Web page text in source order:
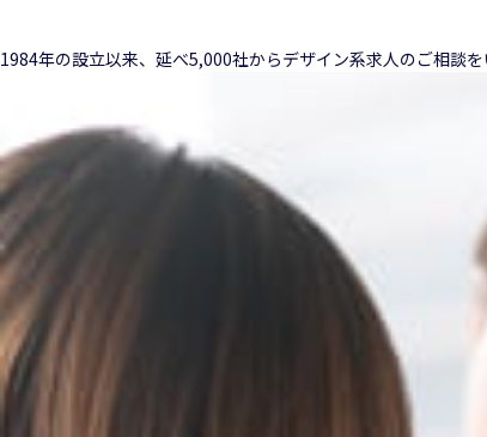
1984年の設立以来、延べ5,000社からデザイン系求人のご相談